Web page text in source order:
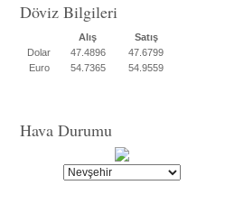
Döviz Bilgileri
Alış
Satış
Dolar
47.4896
47.6799
Euro
54.7365 54.9559
Hava Durumu